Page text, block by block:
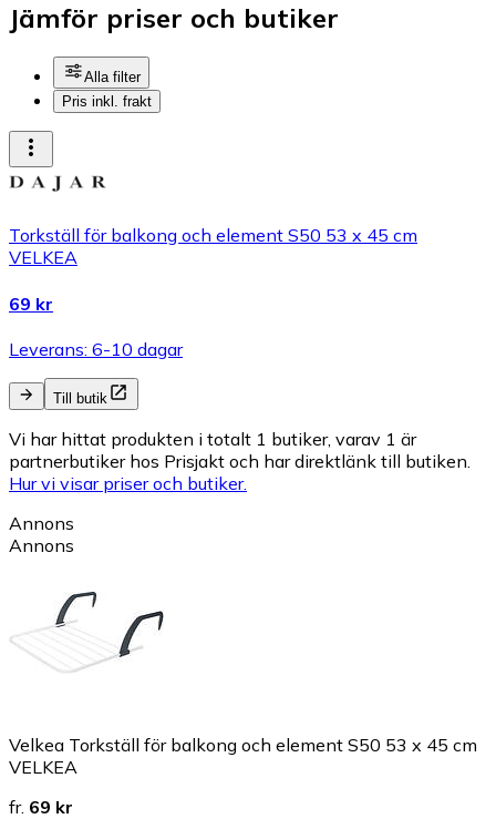
Jämför priser och butiker
Alla filter
Pris inkl. frakt
Torkställ för balkong och element S50 53 x 45 cm
VELKEA
69 kr
Leverans: 6-10 dagar
Till butik
Vi har hittat produkten i totalt 1 butiker, varav 1 är
partnerbutiker hos Prisjakt och har direktlänk till butiken.
Hur vi visar priser och butiker.
Annons
Annons
Velkea Torkställ för balkong och element S50 53 x 45 cm
VELKEA
fr. 69 kr